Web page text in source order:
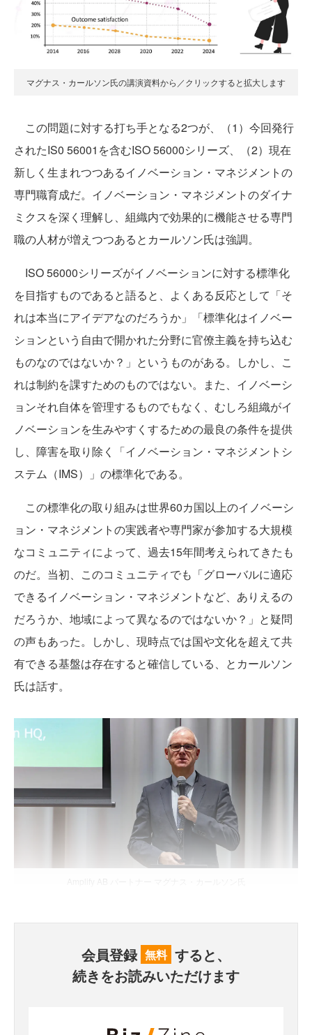
マグナス・カールソン氏の講演資料から／クリックすると拡大します
この問題に対する打ち手となる2つが、（1）今回発行
されたIS0 56001を含むISO 56000シリーズ、（2）現在
新しく生まれつつあるイノベーション・マネジメントの
専門職育成だ。イノベーション・マネジメントのダイナ
ミクスを深く理解し、組織内で効果的に機能させる専門
職の人材が増えつつあるとカールソン氏は強調。
ISO 56000シリーズがイノベーションに対する標準化
を目指すものであると語ると、よくある反応として「そ
れは本当にアイデアなのだろうか」「標準化はイノベー
ションという自由で開かれた分野に官僚主義を持ち込む
ものなのではないか？」というものがある。しかし、こ
れは制約を課すためのものではない。また、イノベーシ
ョンそれ自体を管理するものでもなく、むしろ組織がイ
ノベーションを生みやすくするための最良の条件を提供
し、障害を取り除く「イノベーション・マネジメントシ
ステム（IMS）」の標準化である。
この標準化の取り組みは世界60カ国以上のイノベーシ
ョン・マネジメントの実践者や専門家が参加する大規模
なコミュニティによって、過去15年間考えられてきたも
のだ。当初、このコミュニティでも「グローバルに適応
できるイノベーション・マネジメントなど、ありえるの
だろうか、地域によって異なるのではないか？」と疑問
の声もあった。しかし、現時点では国や文化を超えて共
有できる基盤は存在すると確信している、とカールソン
氏は話す。
会員登録 無料 すると、
続きをお読みいただけます